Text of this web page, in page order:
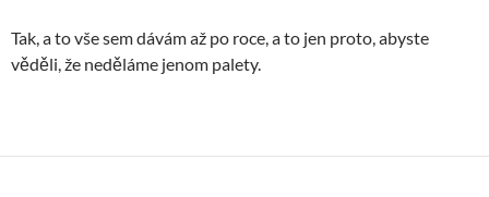
Tak, a to vše sem dávám až po roce, a to jen proto, abyste
věděli, že neděláme jenom palety.